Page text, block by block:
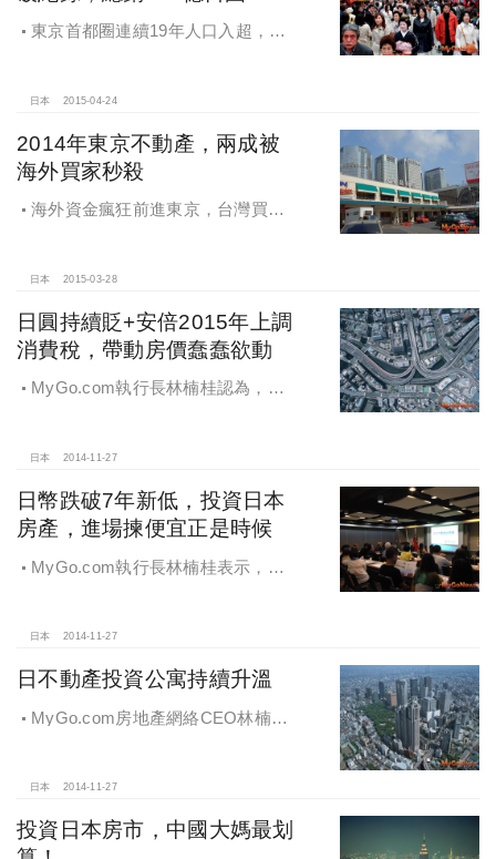
東京首都圈連續19年人口入超，住
日本 2015-04-24
2014年東京不動產，兩成被
海外買家秒殺
海外資金瘋狂前進東京，台灣買主
日本 2015-03-28
日圓持續貶+安倍2015年上調
消費稅，帶動房價蠢蠢欲動
MyGo.com執行長林楠桂認為，日
日本 2014-11-27
日幣跌破7年新低，投資日本
房產，進場揀便宜正是時候
MyGo.com執行長林楠桂表示，本
日本 2014-11-27
日不動產投資公寓持續升溫
MyGo.com房地產網絡CEO林楠桂
門。
日本 2014-11-27
投資日本房市，中國大媽最划